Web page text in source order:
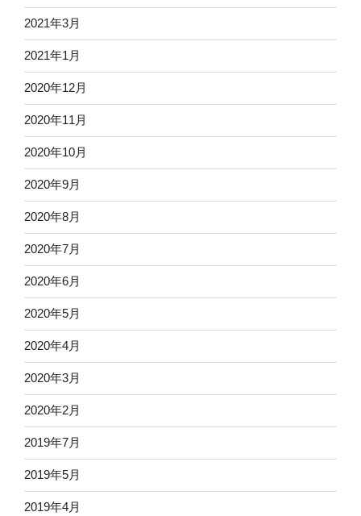
2021年3月
2021年1月
2020年12月
2020年11月
2020年10月
2020年9月
2020年8月
2020年7月
2020年6月
2020年5月
2020年4月
2020年3月
2020年2月
2019年7月
2019年5月
2019年4月